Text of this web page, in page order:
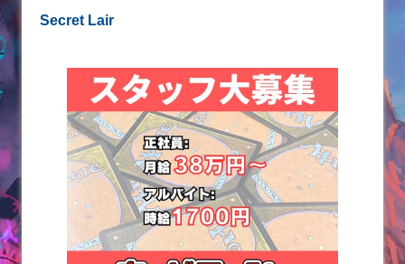
Secret Lair